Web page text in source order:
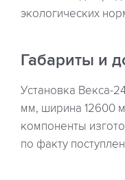
экологических
Габариты и
Установка Векса-
мм, ширина 12600
компоненты
по факту